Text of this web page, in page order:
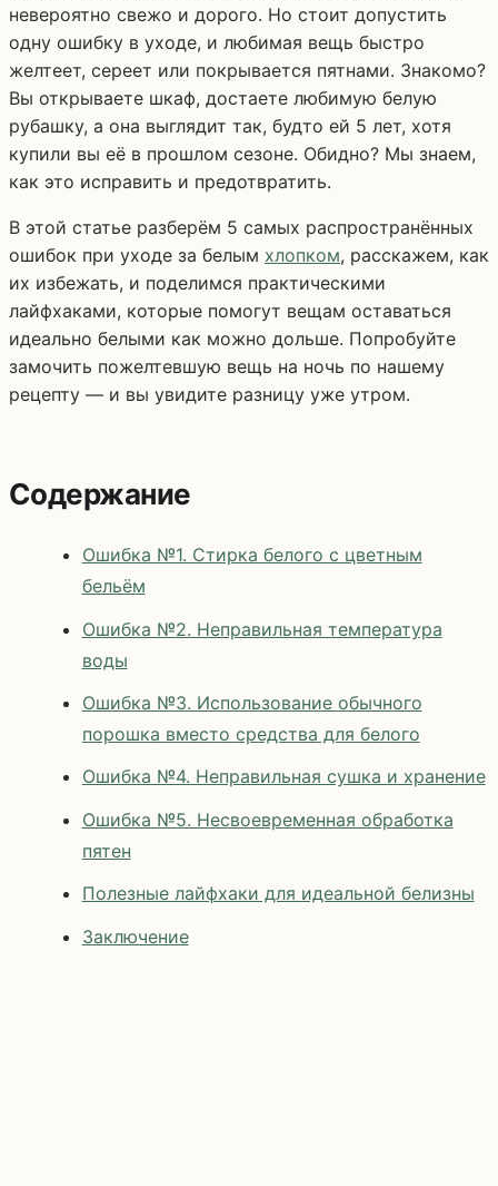
невероятно свежо и дорого. Но стоит допустить
одну ошибку в уходе, и любимая вещь быстро
желтеет, сереет или покрывается пятнами. Знакомо?
Вы открываете шкаф, достаете любимую белую
рубашку, а она выглядит так, будто ей 5 лет, хотя
купили вы её в прошлом сезоне. Обидно? Мы знаем,
как это исправить и предотвратить.
В этой статье разберём 5 самых распространённых
ошибок при уходе за белым хлопком, расскажем, как
их избежать, и поделимся практическими
лайфхаками, которые помогут вещам оставаться
идеально белыми как можно дольше. Попробуйте
замочить пожелтевшую вещь на ночь по нашему
рецепту — и вы увидите разницу уже утром.
Содержание
Ошибка №1. Стирка белого с цветным
бельём
Ошибка №2. Неправильная температура
воды
Ошибка №3. Использование обычного
порошка вместо средства для белого
Ошибка №4. Неправильная сушка и хранение
Ошибка №5. Несвоевременная обработка
пятен
Полезные лайфхаки для идеальной белизны
Заключение